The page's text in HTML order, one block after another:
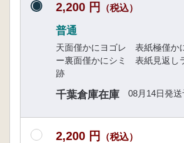
2,200 円 （税込）
普通
天面僅かにヨゴレ 表紙極僅
ー裏面僅かにシミ 表紙見返し
跡
千葉倉庫在庫 08月14日発送
2,200 円 （税込）